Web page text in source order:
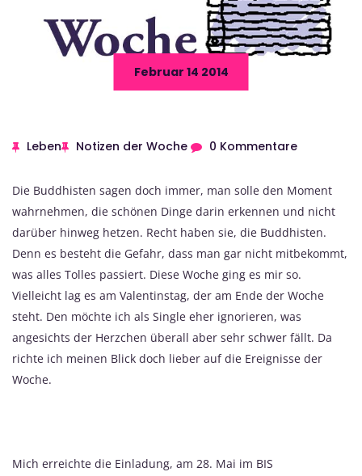
Februar 14 2014
Leben Notizen der Woche 0 Kommentare
Die Buddhisten sagen doch immer, man solle den Moment
wahrnehmen, die schönen Dinge darin erkennen und nicht
darüber hinweg hetzen. Recht haben sie, die Buddhisten.
Denn es besteht die Gefahr, dass man gar nicht mitbekommt,
was alles Tolles passiert. Diese Woche ging es mir so.
Vielleicht lag es am Valentinstag, der am Ende der Woche
steht. Den möchte ich als Single eher ignorieren, was
angesichts der Herzchen überall aber sehr schwer fällt. Da
richte ich meinen Blick doch lieber auf die Ereignisse der
Woche.
Mich erreichte die Einladung, am 28. Mai im BIS